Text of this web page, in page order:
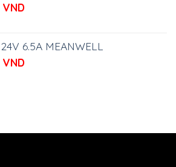
VND
6.5A MEANWELL
VND